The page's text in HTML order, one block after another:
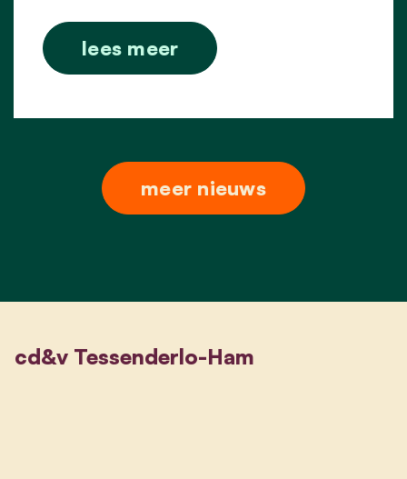
lees meer
meer nieuws
cd&v Tessenderlo-Ham